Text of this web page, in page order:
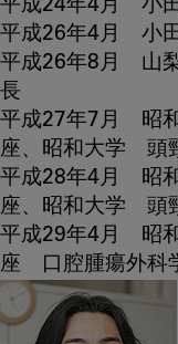
平成24年4月 小
平成26年4月 小
平成26年8月 山
長
平成27年7月 昭
座、昭和大学 頭
平成28年4月 昭
座、昭和大学 頭
平成29年4月 昭
座 口腔腫瘍外科